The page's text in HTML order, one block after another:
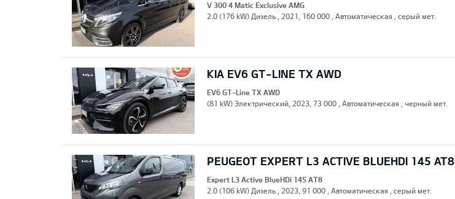
V 300 4 Matic Exclusive AMG
2.0 (176 kW) Дизель , 2021, 160 000 , Автоматическая , серый мет.
KIA EV6 GT-LINE TX AWD
EV6 GT-Line TX AWD
(81 kW) Электрический, 2023, 73 000 , Автоматическая , черный мет.
PEUGEOT EXPERT L3 ACTIVE BLUEHDI 145 AT8
Expert L3 Active BlueHDi 145 AT8
2.0 (106 kW) Дизель , 2023, 91 000 , Автоматическая , серый мет.